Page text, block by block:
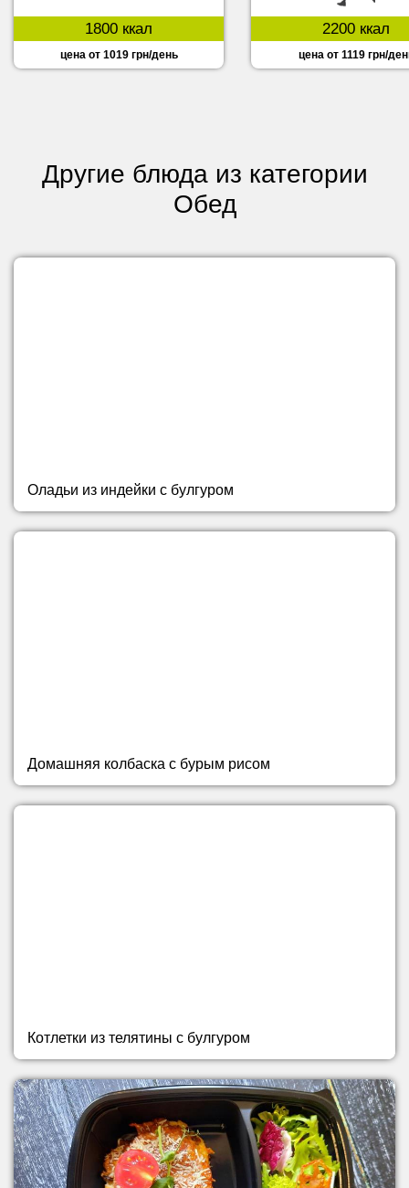
1800 ккал
цена от 1019 грн/день
2200 ккал
цена от 1119 грн/
Другие блюда из категории
Обед
Оладьи из индейки с булгуром
Домашняя колбаска с бурым рисом
Котлетки из телятины с булгуром